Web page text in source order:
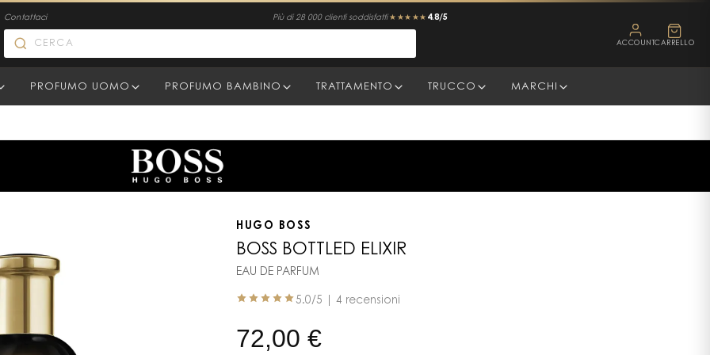
Contattaci Più di 28 000 clienti soddisfatti ★★★★★ 4.8/5
ACCOUNTCARRELLO
PROFUMO UOMO PROFUMO BAMBINO TRATTAMENTO TRUCCO MARCHI
HUGO BOSS
BOSS BOTTLED ELIXIR
EAU DE PARFUM
5.0/5 |4 recensioni
72,00 €